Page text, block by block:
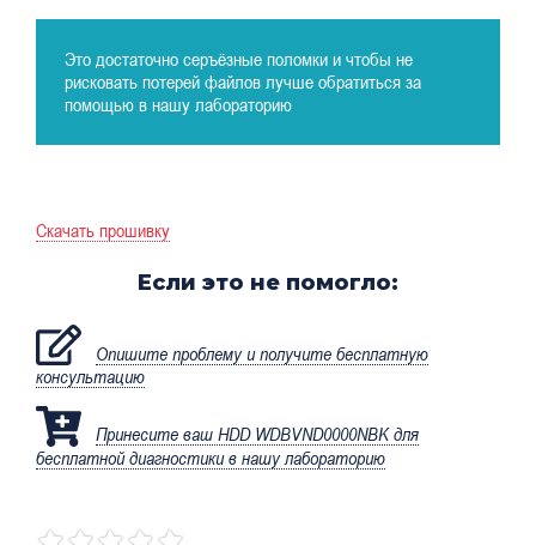
Это достаточно серъёзные поломки и чтобы не
рисковать потерей файлов лучше обратиться за
помощью в нашу лабораторию
Скачать прошивку
Если это не помогло:
Опишите проблему и получите бесплатную
консультацию
Принесите ваш HDD WDBVND0000NBK для
бесплатной диагностики в нашу лабораторию